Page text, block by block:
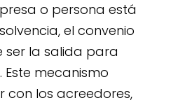
o persona está
el convenio
ser la salida para
mecanismo
con los acreedores,